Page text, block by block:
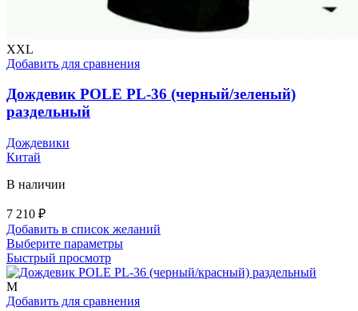
XXL
Добавить для сравнения
Дождевик POLE PL-36 (черный/зеленый)
раздельный
Дождевики
Китай
В наличии
7 210 ₽
Добавить в список желаний
Выберите параметрыЭтот
имеет
вариаций.
Быстрый просмотр
M
Добавить для сравнения